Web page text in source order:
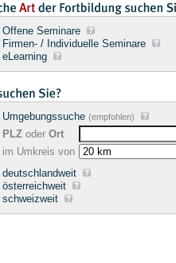
Offene Seminare
Firmen- / Individuelle Seminare
eLearning
Umgebungssuche (empfohlen)
PLZ oder Ort
im Umkreis von
deutschlandweit
österreichweit
schweizweit